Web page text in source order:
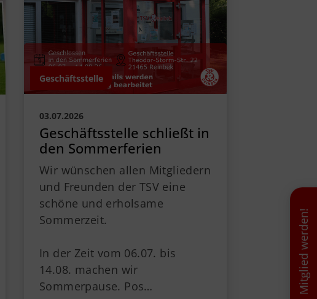
Geschäftsstelle
03.07.2026
Geschäftsstelle schließt in
den Sommerferien
Wir wünschen allen Mitgliedern
und Freunden der TSV eine
schöne und erholsame
Sommerzeit.
In der Zeit vom 06.07. bis
14.08. machen wir
Sommerpause. Pos…
Mitglied werden!